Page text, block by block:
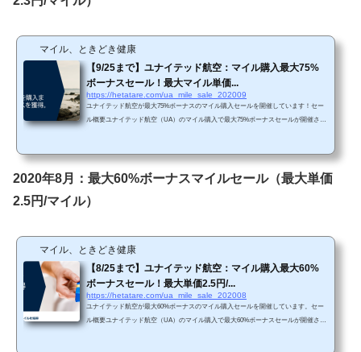
マイル、ときどき健康
【9/25まで】ユナイテッド航空：マイル購入最大75%
ボーナスセール！最大マイル単価...
https://hetatare.com/ua_mile_sale_202009
ユナイテッド航空が最大75%ボーナスのマイル購入セールを開催しています！セー
ル概要ユナイテッド航空（UA）のマイル購入で最大75%ボーナスセールが開催され
がら、２、３か月に一度くらいで最大85%ボーナスセールが開催されていますの
で、急ぎでなければ別の機会を待った方が良いかと思われます。 Chromeで「リダ
2020年8月：最大60%ボーナスマイルセール（最大単価
2.5円/マイル）
マイル、ときどき健康
【8/25まで】ユナイテッド航空：マイル購入最大60%
ボーナスセール！最大単価2.5円/...
https://hetatare.com/ua_mile_sale_202008
ユナイテッド航空が最大60%ボーナスのマイル購入セールを開催しています。セー
ル概要ユナイテッド航空（UA）のマイル購入で最大60%ボーナスセールが開催され